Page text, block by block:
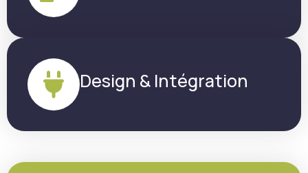
Design & Intégration